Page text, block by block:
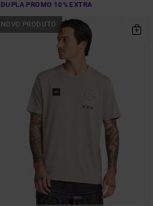
DUPLA PROMO 10% EXTRA
NOVO PRODUTO